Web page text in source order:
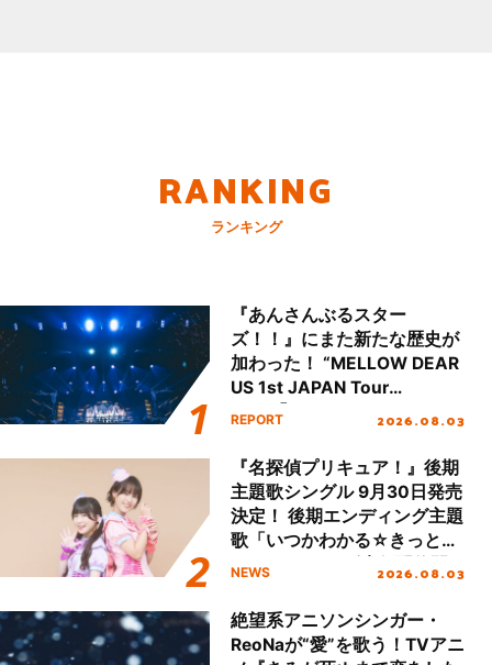
RANKING
ランキング
『あんさんぶるスター
ズ！！』にまた新たな歴史が
加わった！ “MELLOW DEAR
US 1st JAPAN Tour
Final「NICE to meet YOU
ート!!
REPORT 2026.08.03
『名探偵プリキュア！』後期
主題歌シングル 9月30日発売
決定！ 後期エンディング主題
歌「いつかわかる☆きっとあ
える」TVサイズ先行配信開
NEWS 2026.08.03
絶望系アニソンシンガー・
ReoNaが“愛”を歌う！TVアニ